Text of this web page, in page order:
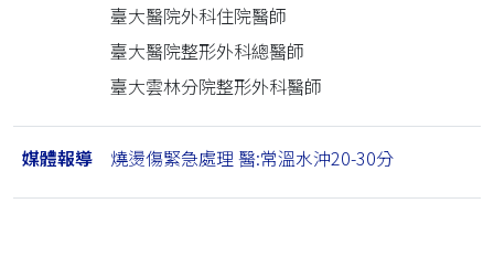
臺大醫院外科住院醫師
臺大醫院整形外科總醫師
臺大雲林分院整形外科醫師
媒體報導 燒燙傷緊急處理 醫:常溫水沖20-30分